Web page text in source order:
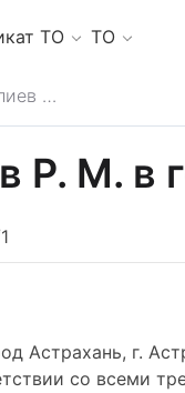
ТО ТО
Пункт техосмотра ИП Курбангалиев Р. М.
Р. М. в
Астрахань, г.
со всеми